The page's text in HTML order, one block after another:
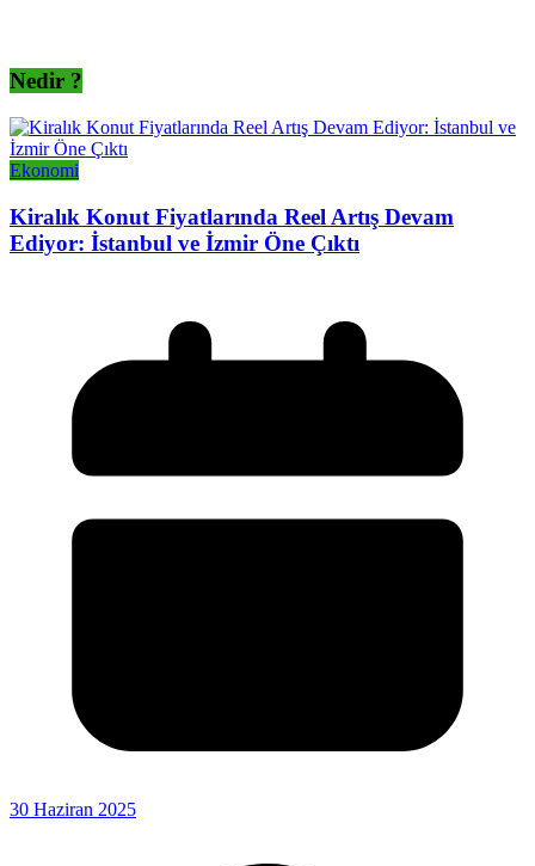
Nedir ?
Ekonomi
Kiralık Konut Fiyatlarında Reel Artış Devam
Ediyor: İstanbul ve İzmir Öne Çıktı
30 Haziran 2025